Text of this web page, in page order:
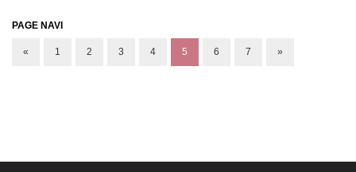
PAGE NAVI
« 1 2 3 4 5 6 7 »